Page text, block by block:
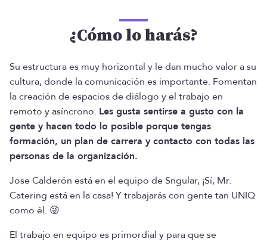
¿Cómo lo harás?
Su estructura es muy horizontal y le dan mucho valor a su
cultura, donde la comunicación es importante. Fomentan
la creación de espacios de diálogo y el trabajo en
remoto y asíncrono. Les gusta sentirse a gusto con la
gente y hacen todo lo posible porque tengas
formación, un plan de carrera y contacto con todas las
personas de la organización.
Jose Calderón está en el equipo de Sngular, ¡Sí, Mr.
Catering está en la casa! Y trabajarás con gente tan UNIQ
como él. 😜
El trabajo en equipo es primordial y para que se